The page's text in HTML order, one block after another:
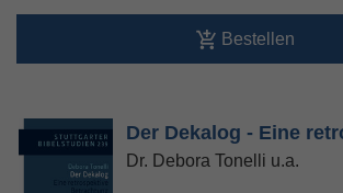
Bestellen
Der Dekalog - Eine
Dr. Debora Tonelli u.a.